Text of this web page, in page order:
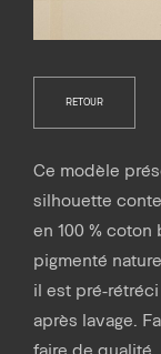
RETOUR
Ce modèle
silhouette
en 100 %
pigmenté
il est pré-
après lavage.
faire de qualité.